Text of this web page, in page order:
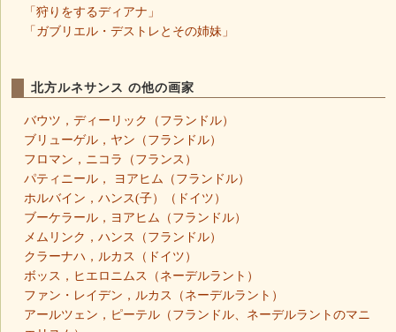
「狩りをするディアナ」
「ガブリエル・デストレとその姉妹」
北方ルネサンス の他の画家
バウツ，ディーリック（フランドル）
ブリューゲル，ヤン（フランドル）
フロマン，ニコラ（フランス）
パティニール， ヨアヒム（フランドル）
ホルバイン，ハンス(子）（ドイツ）
ブーケラール，ヨアヒム（フランドル）
メムリンク，ハンス（フランドル）
クラーナハ，ルカス（ドイツ）
ボッス，ヒエロニムス（ネーデルラント）
ファン・レイデン，ルカス（ネーデルラント）
アールツェン，ピーテル（フランドル、ネーデルラントのマニ